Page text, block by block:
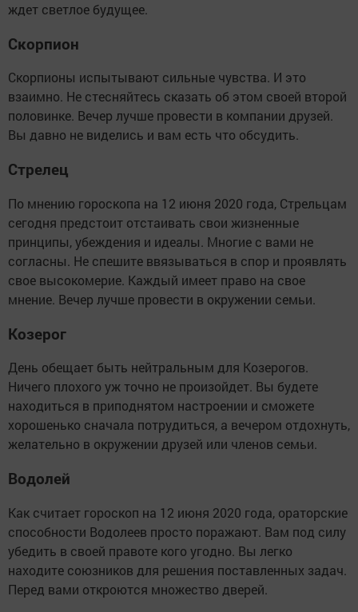
ждет светлое будущее.
Скорпион
Скорпионы испытывают сильные чувства. И это
взаимно. Не стесняйтесь сказать об этом своей второй
половинке. Вечер лучше провести в компании друзей.
Вы давно не виделись и вам есть что обсудить.
Стрелец
По мнению гороскопа на 12 июня 2020 года, Стрельцам
сегодня предстоит отстаивать свои жизненные
принципы, убеждения и идеалы. Многие с вами не
согласны. Не спешите ввязываться в спор и проявлять
свое высокомерие. Каждый имеет право на свое
мнение. Вечер лучше провести в окружении семьи.
Козерог
День обещает быть нейтральным для Козерогов.
Ничего плохого уж точно не произойдет. Вы будете
находиться в приподнятом настроении и сможете
хорошенько сначала потрудиться, а вечером отдохнуть,
желательно в окружении друзей или членов семьи.
Водолей
Как считает гороскоп на 12 июня 2020 года, ораторские
способности Водолеев просто поражают. Вам под силу
убедить в своей правоте кого угодно. Вы легко
находите союзников для решения поставленных задач.
Перед вами откроются множество дверей.